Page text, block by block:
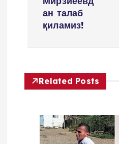
ан талаб
қиламиз!
Related Posts